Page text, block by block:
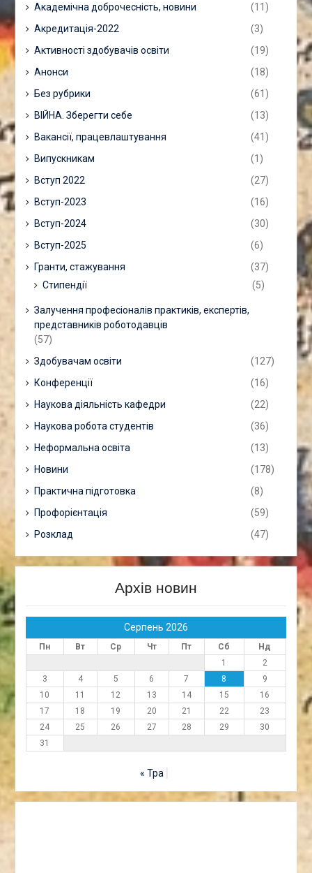
Академічна доброчесність, новини
(11)
Акредитація-2022
(3)
Активності здобувачів освіти
(19)
Анонси
(18)
Без рубрики
(61)
ВІЙНА. Зберегти себе
(13)
Вакансії, працевлаштування
(41)
Випускникам
(1)
Вступ 2022
(27)
Вступ-2023
(16)
Вступ-2024
(30)
Вступ-2025
(6)
Гранти, стажування
(37)
Стипендії
(5)
Залучення професіоналів практиків, експертів,
представників роботодавців
(57)
Здобувачам освіти
(127)
Конференції
(16)
Наукова діяльність кафедри
(22)
Наукова робота студентів
(36)
Неформальна освіта
(13)
Новини
(178)
Практична підготовка
(8)
Профорієнтація
(59)
Розклад
(47)
Архів новин
Серпень 2026
Пн Вт Ср Чт Пт Сб
Нд
1
2
3
4 5 6 7 8
9
10
11 12 13 14 15
16
17
18 19 20 21 22
23
24
25 26 27 28 29
30
31
« Тра